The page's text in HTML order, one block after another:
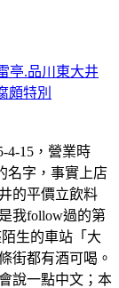
亭.品川東大井
頗特別
4-15，營業時
名字，事實上店
的平價立飲料
我follow過的第
生的車站「大
街都有酒可喝。
說一點中文；本